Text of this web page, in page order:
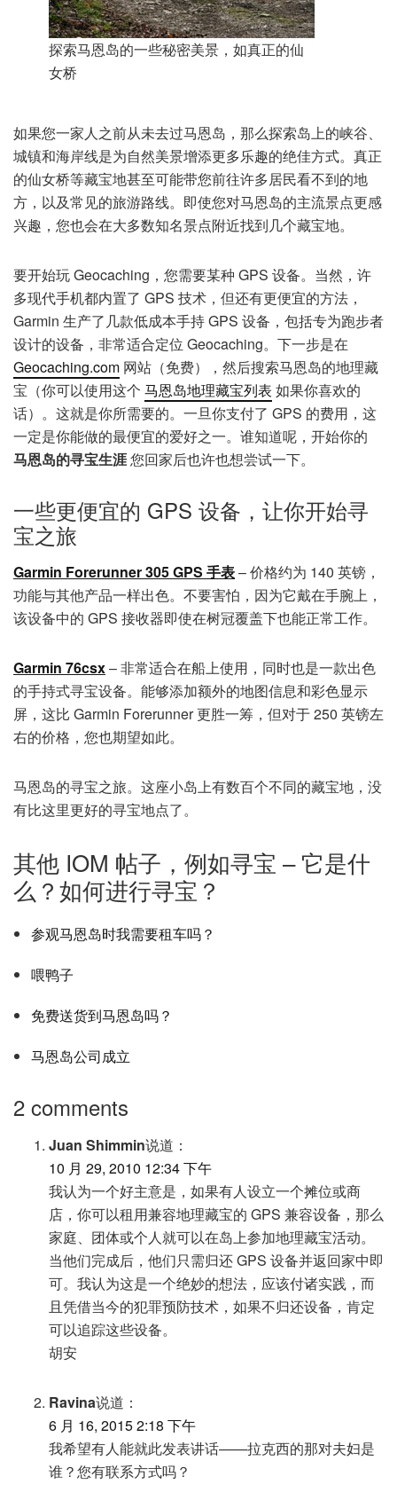
探索马恩岛的一些秘密美景，如真正的仙
女桥
如果您一家人之前从未去过马恩岛，那么探索岛上的峡谷、
城镇和海岸线是为自然美景增添更多乐趣的绝佳方式。真正
的仙女桥等藏宝地甚至可能带您前往许多居民看不到的地
方，以及常见的旅游路线。即使您对马恩岛的主流景点更感
兴趣，您也会在大多数知名景点附近找到几个藏宝地。
要开始玩 Geocaching，您需要某种 GPS 设备。当然，许
多现代手机都内置了 GPS 技术，但还有更便宜的方法，
Garmin 生产了几款低成本手持 GPS 设备，包括专为跑步者
设计的设备，非常适合定位 Geocaching。下一步是在
Geocaching.com 网站（免费），然后搜索马恩岛的地理藏
宝（你可以使用这个 马恩岛地理藏宝列表 如果你喜欢的
话）。这就是你所需要的。一旦你支付了 GPS 的费用，这
一定是你能做的最便宜的爱好之一。谁知道呢，开始你的
马恩岛的寻宝生涯您回家后也许也想尝试一下。
一些更便宜的 GPS 设备，让你开始寻
宝之旅
Garmin Forerunner 305 GPS 手表– 价格约为 140 英镑，
功能与其他产品一样出色。不要害怕，因为它戴在手腕上，
该设备中的 GPS 接收器即使在树冠覆盖下也能正常工作。
Garmin 76csx– 非常适合在船上使用，同时也是一款出色
的手持式寻宝设备。能够添加额外的地图信息和彩色显示
屏，这比 Garmin Forerunner 更胜一筹，但对于 250 英镑左
右的价格，您也期望如此。
马恩岛的寻宝之旅。这座小岛上有数百个不同的藏宝地，没
有比这里更好的寻宝地点了。
其他 IOM 帖子，例如寻宝 – 它是什
么？如何进行寻宝？
参观马恩岛时我需要租车吗？
喂鸭子
免费送货到马恩岛吗？
马恩岛公司成立
2 comments
Juan Shimmin说道：
10 月 29, 2010 12:34 下午
我认为一个好主意是，如果有人设立一个摊位或商
店，你可以租用兼容地理藏宝的 GPS 兼容设备，那么
家庭、团体或个人就可以在岛上参加地理藏宝活动。
当他们完成后，他们只需归还 GPS 设备并返回家中即
可。我认为这是一个绝妙的想法，应该付诸实践，而
且凭借当今的犯罪预防技术，如果不归还设备，肯定
可以追踪这些设备。
胡安
Ravina说道：
6 月 16, 2015 2:18 下午
我希望有人能就此发表讲话——拉克西的那对夫妇是
谁？您有联系方式吗？